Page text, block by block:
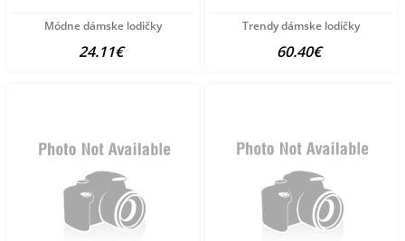
Módne dámske lodičky
24.11€
Trendy dámske lodičky
60.40€